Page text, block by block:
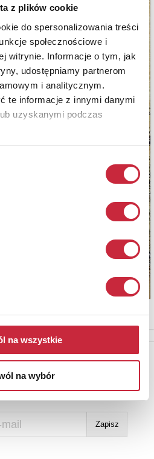
z plików cookie
do spersonalizowania treści
społecznościowe i
witrynie. Informacje o tym, jak
udostępniamy partnerom
i analitycznym.
te informacje z innymi danymi
uzyskanymi podczas
na wszystkie
na wybór
o nowych aukcjach, prosimy podać
e-mail